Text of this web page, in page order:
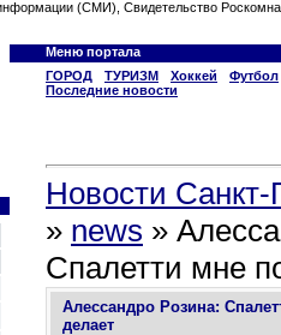
(СМИ), Свидетельство
Меню портала
ГОРОД
ТУРИЗМ Хоккей
Футбол
Последние новости
Новости Санкт-
» news »
Спалетти мне
Алессандро Розина:
делает